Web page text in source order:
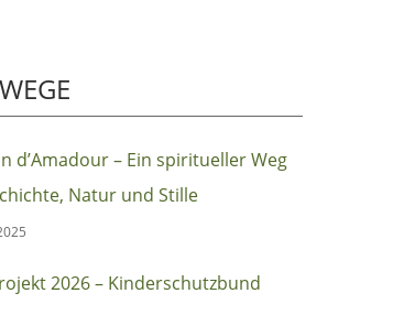
d’Amadour – Ein spiritueller Weg
Natur und Stille
2026 – Kinderschutzbund